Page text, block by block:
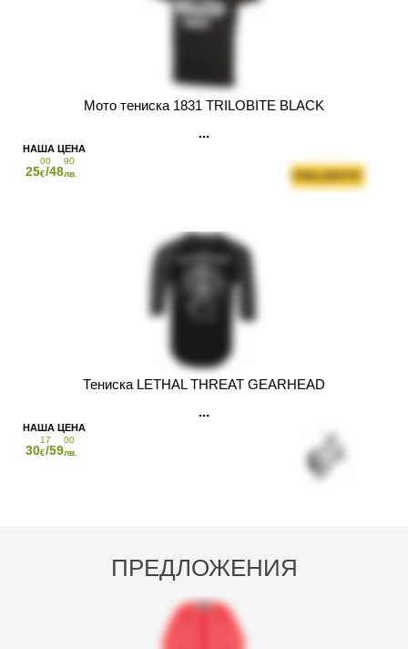
ПРЕДЛОЖЕНИЯ
Мото тениска 1831 TRILOBITE BLACK
25
00
€/48
90
лв.
Тениска LETHAL THREAT GEARHEAD
30
17
€/59
00
лв.